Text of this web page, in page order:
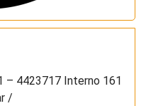
– 4423717 Interno 161
/